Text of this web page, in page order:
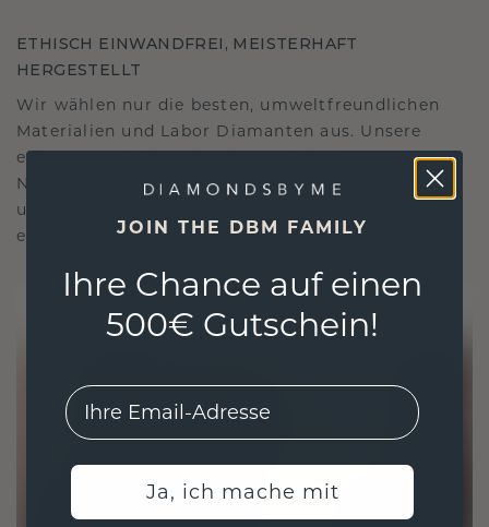
ETHISCH EINWANDFREI, MEISTERHAFT
HERGESTELLT
Wir wählen nur die besten, umweltfreundlichen
Materialien und Labor Diamanten aus. Unsere
erfahrenen Goldschmiede verbinden
Nachhaltigkeit mit beispielloser Handwerkskunst
und stellen so sicher, dass Ihr Schmuck ebenso
ethisch wie exquisit ist.JOIN THE DBM FAMILY
Ihre Chance auf einen
500€ Gutschein!
EMail
Ja, ich mache mit